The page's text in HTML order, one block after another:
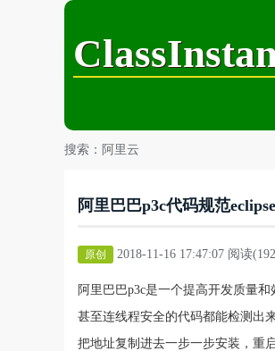
搜索：阿里云
阿里巴巴p3c代码规范
原创 2018-11-16 17:47:07 阅读
阿里巴巴p3c是一个提高开发质量
甚至连线程安全的代码都能检测出来
把地址复制进去一步一步安装，重